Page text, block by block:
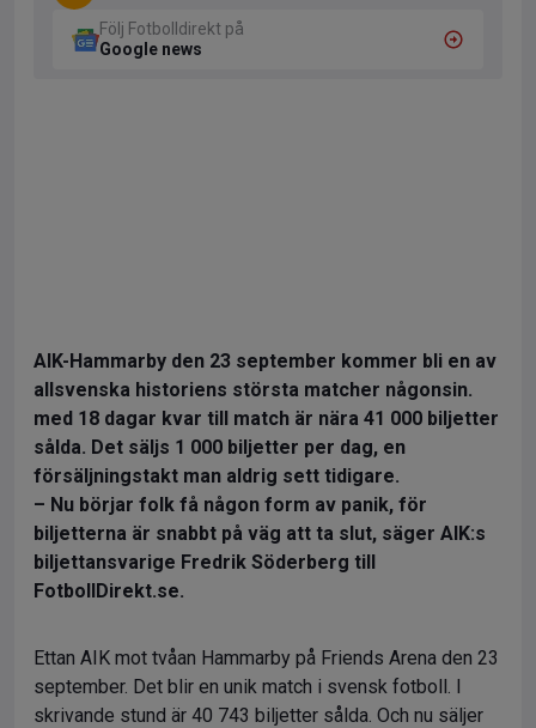
Följ Fotbolldirekt på
Google news
AIK-Hammarby den 23 september kommer bli en av
allsvenska historiens största matcher någonsin.
med 18 dagar kvar till match är nära 41 000 biljetter
sålda. Det säljs 1 000 biljetter per dag, en
försäljningstakt man aldrig sett tidigare.
– Nu börjar folk få någon form av panik, för
biljetterna är snabbt på väg att ta slut, säger AIK:s
biljettansvarige Fredrik Söderberg till
FotbollDirekt.se.
Ettan AIK mot tvåan Hammarby på Friends Arena den 23
september. Det blir en unik match i svensk fotboll. I
skrivande stund är 40 743 biljetter sålda. Och nu säljer